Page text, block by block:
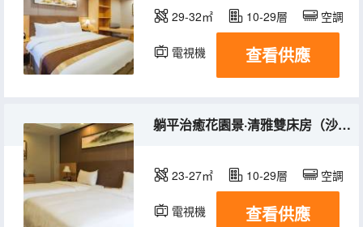
29-32㎡ 10-29層 空調
電視機 查看供應
躺平治癒花園景·清雅雙床房（沙發椅+minibar）
23-27㎡ 10-29層 空調
電視機 查看供應